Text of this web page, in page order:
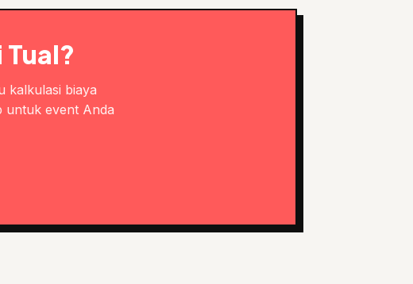
kalkulasi biaya
untuk event Anda